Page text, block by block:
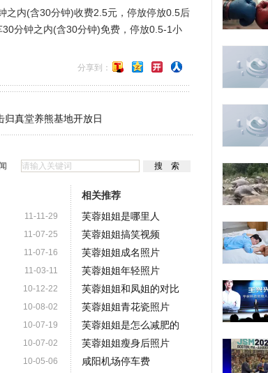
内(含30分钟)收费2.5元，停放停放0.5后
分钟之内(含30分钟)免费，停放0.5-1小
分享到：
归真堂养熊基地开放日
11-11-29
11-07-25
11-07-16
11-03-11
10-12-22
10-08-02
10-07-19
10-07-02
10-05-06
相关推荐
芙蓉姐姐是哪里人
芙蓉姐姐搞笑视频
芙蓉姐姐成名照片
芙蓉姐姐年轻照片
芙蓉姐姐和凤姐的对比
芙蓉姐姐青花瓷照片
芙蓉姐姐是怎么减肥的
芙蓉姐姐瘦身后照片
咸阳机场停车费